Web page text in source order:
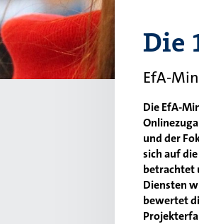
Die
EfA-
Die EfA-
und der
sich auf
betrachtet
Diensten
bewertet